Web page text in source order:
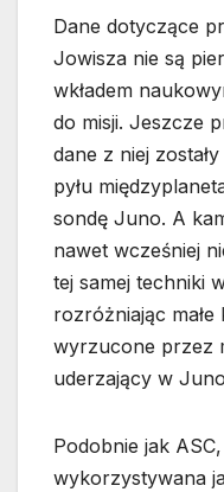
Dane dotyczące
Jowisza nie są
wkładem
do misji. Jeszcze
dane z niej
pyłu
sondę Juno. A
nawet wcześniej
tej samej techniki
rozróżniając małe
wyrzucone przez
uderzający w
Podobnie jak
wykorzystywana